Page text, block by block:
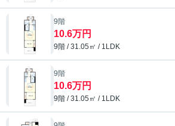
9階
10.6万円
9階 / 31.05㎡ / 1LDK
9階
10.6万円
9階 / 31.05㎡ / 1LDK